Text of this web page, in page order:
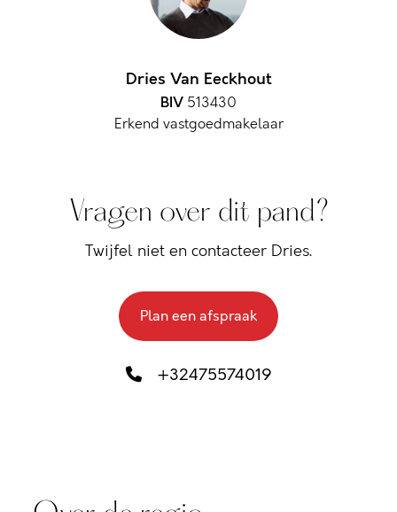
Dries Van Eeckhout
BIV 513430
Erkend vastgoedmakelaar
Vragen over dit pand?
Twijfel niet en contacteer Dries.
Plan een afspraak
+32475574019